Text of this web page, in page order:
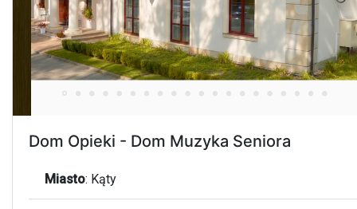
Dom Opieki - Dom Muzyka Seniora
Miasto: Kąty